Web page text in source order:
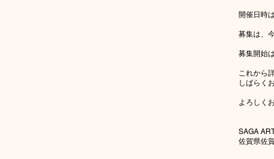
開催日時
募集は、
募集開始
これから
しばらく
よろしく
SAGA
佐賀県佐